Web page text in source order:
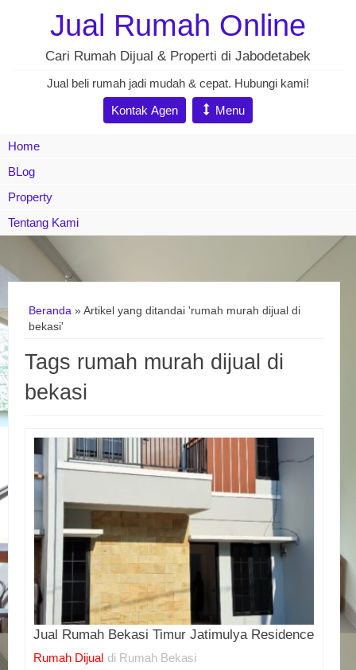
Jual Rumah Online
Cari Rumah Dijual & Properti di Jabodetabek
Jual beli rumah jadi mudah & cepat. Hubungi kami!
Kontak Agen
Menu
Home
BLog
Property
Tentang Kami
Beranda »Artikel yang ditandai 'rumah murah dijual di
bekasi'
Tags rumah murah dijual di
bekasi
Jual Rumah Bekasi Timur Jatimulya Residence
Rumah Dijual di Rumah Bekasi